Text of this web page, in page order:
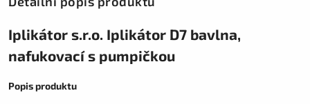
Iplikátor s.r.o. Iplikátor D7 bavlna,
nafukovací s pumpičkou
Popis produktu